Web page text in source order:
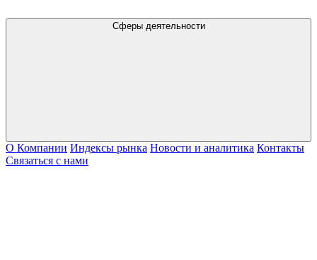
Сферы деятельности
О Компании Индексы рынка Новости и аналитика Контакты
Связаться с нами